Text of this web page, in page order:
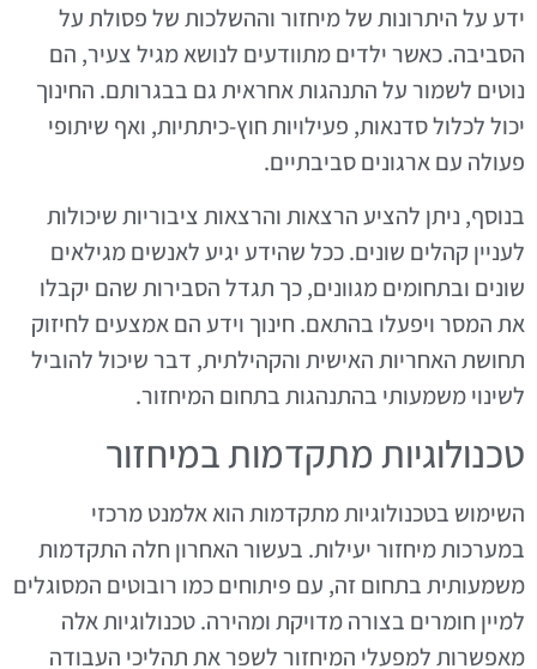
ידע על היתרונות של מיחזור וההשלכות של פסולת על
הסביבה. כאשר ילדים מתוודעים לנושא מגיל צעיר, הם
נוטים לשמור על התנהגות אחראית גם בבגרותם. החינוך
יכול לכלול סדנאות, פעילויות חוץ-כיתתיות, ואף שיתופי
פעולה עם ארגונים סביבתיים.
בנוסף, ניתן להציע הרצאות והרצאות ציבוריות שיכולות
לעניין קהלים שונים. ככל שהידע יגיע לאנשים מגילאים
שונים ובתחומים מגוונים, כך תגדל הסבירות שהם יקבלו
את המסר ויפעלו בהתאם. חינוך וידע הם אמצעים לחיזוק
תחושת האחריות האישית והקהילתית, דבר שיכול להוביל
לשינוי משמעותי בהתנהגות בתחום המיחזור.
טכנולוגיות מתקדמות במיחזור
השימוש בטכנולוגיות מתקדמות הוא אלמנט מרכזי
במערכות מיחזור יעילות. בעשור האחרון חלה התקדמות
משמעותית בתחום זה, עם פיתוחים כמו רובוטים המסוגלים
למיין חומרים בצורה מדויקת ומהירה. טכנולוגיות אלה
מאפשרות למפעלי המיחזור לשפר את תהליכי העבודה